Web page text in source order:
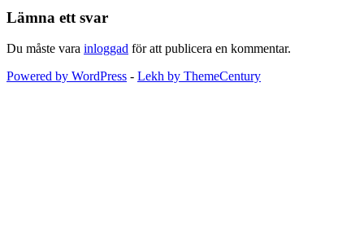
Lämna ett svar
Du måste vara inloggad för att publicera en kommentar.
Powered by WordPress - Lekh by ThemeCentury